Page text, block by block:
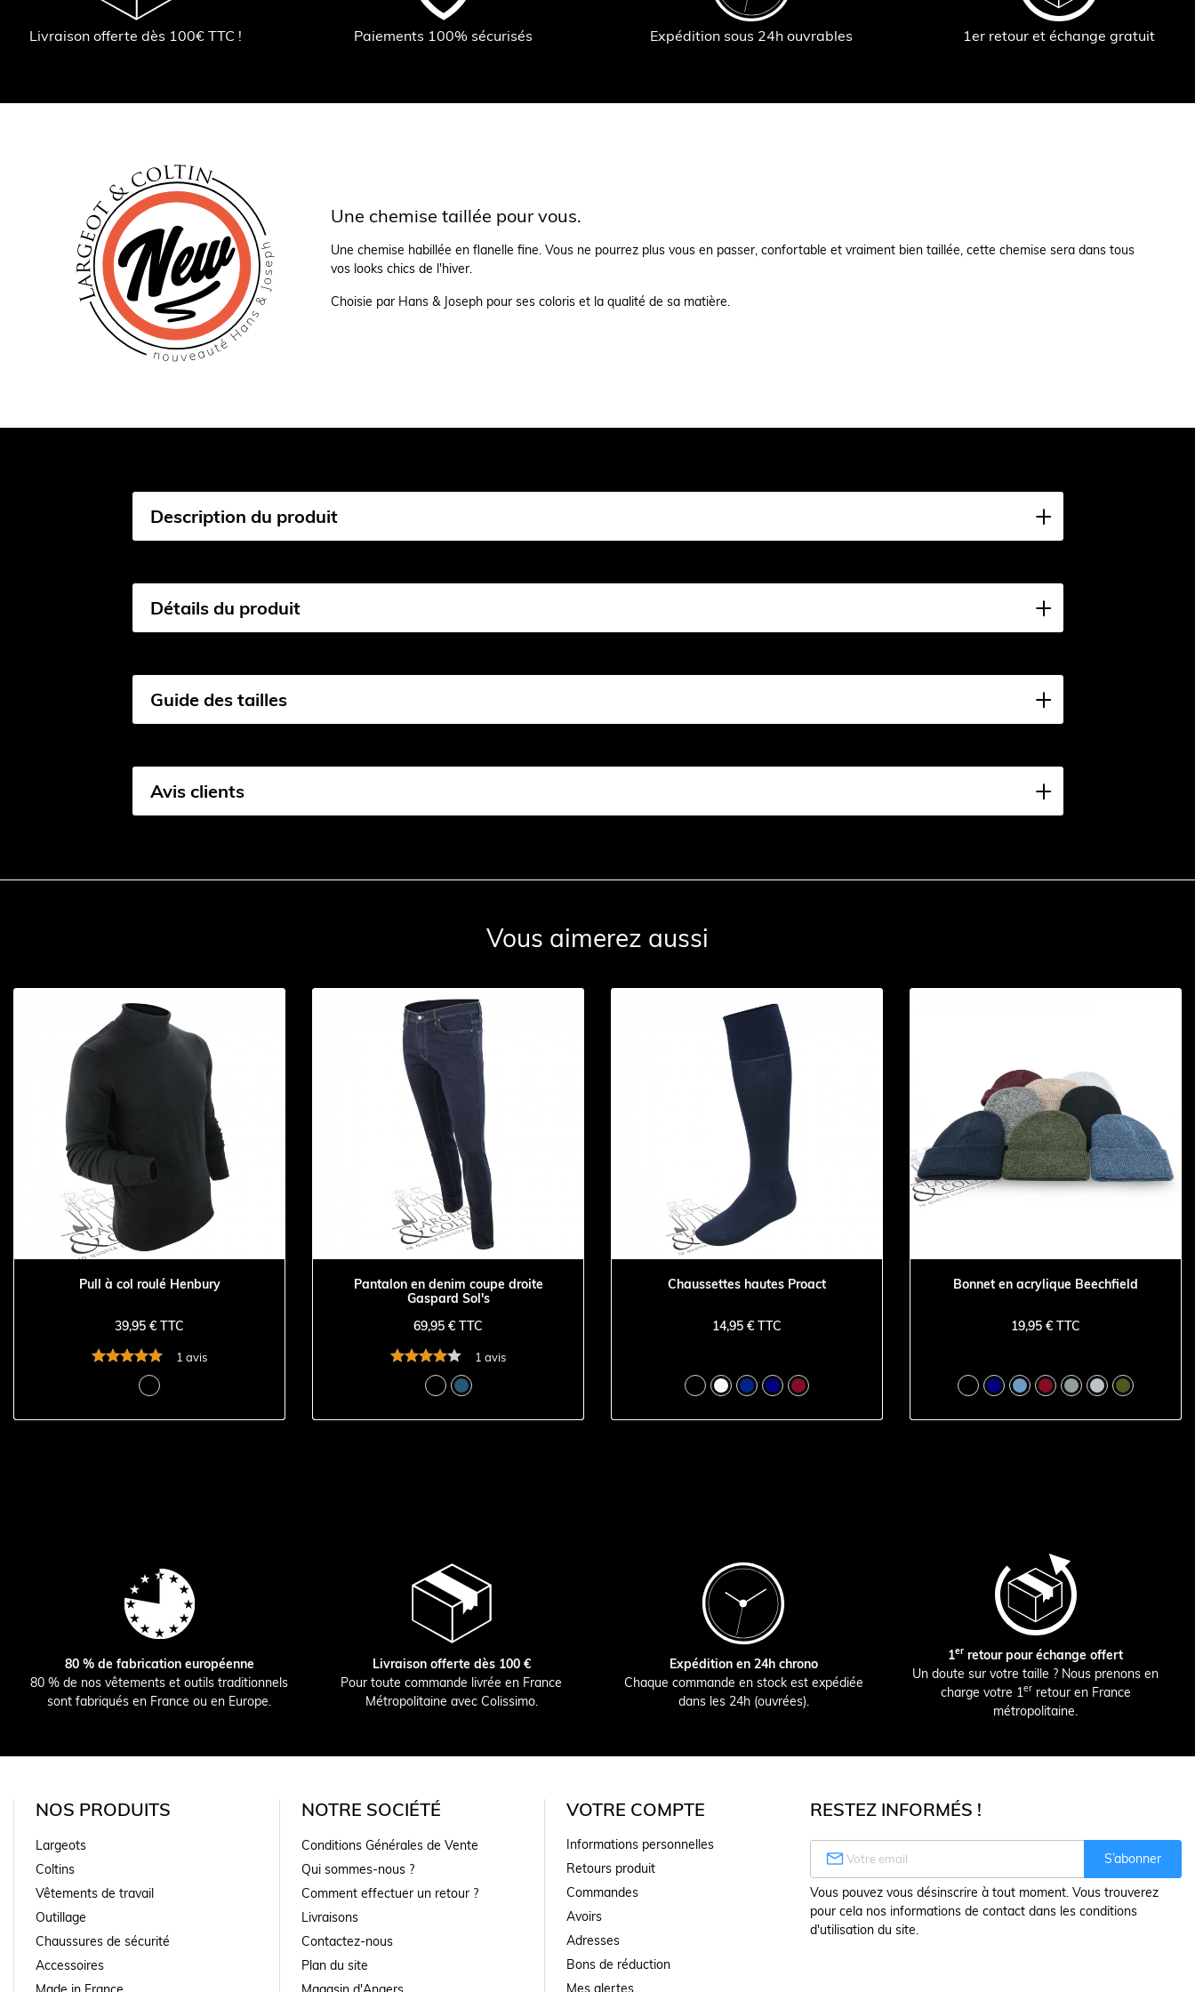
Livraison offerte dès 100€ TTC ! Paiements 100% sécurisés Expédition sous 24h ouvrables 1er retour et échange gratuit
Une chemise taillée pour vous.
Une chemise habillée en flanelle fine. Vous ne pourrez plus vous en passer, confortable et vraiment bien taillée, cette chemise sera dans tous
vos looks chics de l'hiver.
Choisie par Hans & Joseph pour ses coloris et la qualité de sa matière.
Description du produit
Détails du produit
Guide des tailles
Avis clients
Vous aimerez aussi
Pull à col roulé Henbury
39,95 € TTC
1 avis
Pantalon en denim coupe droite
Gaspard Sol's
69,95 € TTC
1 avis
Chaussettes hautes Proact
14,95 € TTC
Bonnet en acrylique Beechfield
19,95 € TTC
80 % de fabrication européenne
80 % de nos vêtements et outils traditionnels
sont fabriqués en France ou en Europe.
Livraison offerte dès 100 €
Pour toute commande livrée en France
Métropolitaine avec Colissimo.
Expédition en 24h chrono
Chaque commande en stock est expédiée
dans les 24h (ouvrées).
1er retour pour échange offert
Un doute sur votre taille ? Nous prenons en
charge votre 1erretour en France
métropolitaine.
NOS PRODUITS
Largeots
Coltins
Vêtements de travail
Outillage
Chaussures de sécurité
Accessoires
NOTRE SOCIÉTÉ
Conditions Générales de Vente
Qui sommes-nous ?
Comment effectuer un retour ?
Livraisons
Contactez-nous
Plan du site
VOTRE COMPTE
Informations personnelles
Retours produit
Commandes
Avoirs
Adresses
Bons de réduction
Mes alertes
RESTEZ INFORMÉS !
 S’abonner
Vous pouvez vous désinscrire à tout moment. Vous trouverez
pour cela nos informations de contact dans les conditions
d'utilisation du site.